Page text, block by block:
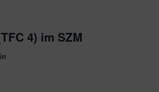
4) im SZM